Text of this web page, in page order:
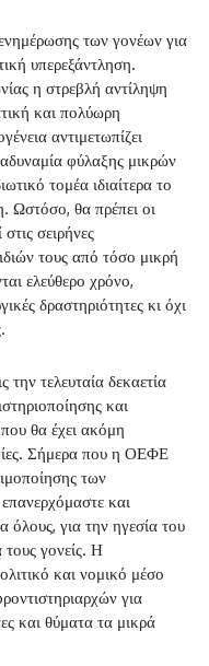
των γονέων για
υπερεξάντληση.
η στρεβλή αντίληψη
και πολύωρη
αντιμετωπίζει
φύλαξης μικρών
τομέα ιδιαίτερα το
Ωστόσο, θα πρέπει οι
στις σειρήνες
τους από τόσο μικρή
ελεύθερο χρόνο,
δραστηριότητες κι όχι
τελευταία δεκαετία
και
θα έχει ακόμη
Σήμερα που η ΟΕΦΕ
των
και
όλους, για την ηγεσία του
γονείς. Η
και νομικό μέσο
για
και θύματα τα μικρά